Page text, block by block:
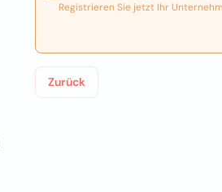
Registrieren Sie jetzt Ihr
Zurück